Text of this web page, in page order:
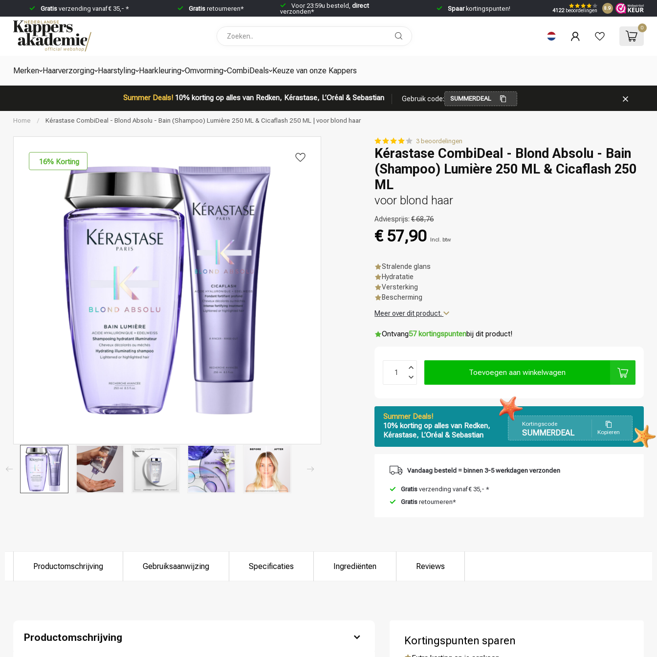
Gratisverzending vanaf € 35,- * Gratisretourneren* Voor 23:59u besteld, direct
verzonden*
Spaarkortingspunten! 4122beoordelingen 8.9
0
Merken Haarverzorging Haarstyling Haarkleuring Omvorming CombiDeals Keuze van onze Kappers
Summer Deals!10% korting op alles van Redken, Kérastase, L’Oréal & Sebastian Gebruik code: SUMMERDEAL
Home / Kérastase CombiDeal - Blond Absolu - Bain (Shampoo) Lumière 250 ML & Cicaflash 250 ML | voor blond haar
16% Korting
3 beoordelingen
Kérastase CombiDeal - Blond Absolu - Bain
(Shampoo) Lumière 250 ML & Cicaflash 250
ML
voor blond haar
Adviesprijs:€ 68,76
€ 57,90 Incl. btw
Stralende glans
Hydratatie
Versterking
Bescherming
Meer over dit product.
Ontvang57 kortingspuntenbij dit product!
Toevoegen aan winkelwagen
Summer Deals!
10% korting op alles van Redken,
Kérastase, L’Oréal & Sebastian
Kortingscode
SUMMERDEAL Kopieren
Vandaag besteld = binnen 3-5 werkdagen verzonden
Gratis verzending vanaf € 35,- *
Gratis retourneren*
Productomschrijving Gebruiksaanwijzing Specificaties Ingrediënten Reviews
Productomschrijving Kortingspunten sparen